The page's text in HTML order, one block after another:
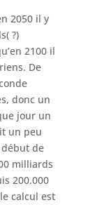
2050 il y
?)
2100 il
De
donc un
jour un
un peu
de
milliards
200.000
calcul est